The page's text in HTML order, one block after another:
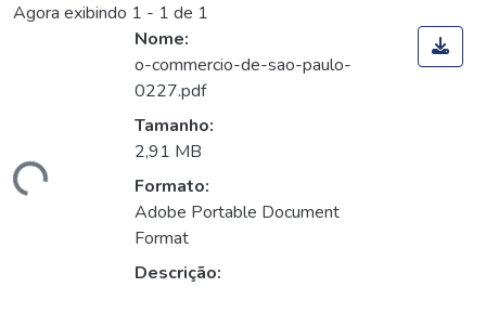
Agora exibindo 1 - 1 de 1
Nome:
o-commercio-de-sao-paulo-
0227.pdf
Tamanho:
2,91 MB
Formato:
Adobe Portable Document
Format
Descrição: